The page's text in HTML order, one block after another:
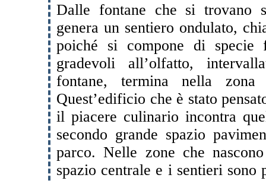
Dalle fontane che si trovano
genera un sentiero ondulato,
poiché si compone di specie
gradevoli all’olfatto,
fontane, termina nella zona
Quest’edificio che è stato
il piacere culinario incontra
secondo grande spazio
parco. Nelle zone che
spazio centrale e i sentieri sono